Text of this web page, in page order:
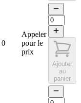
0
Appeler
pour le
prix
Ajouter
au
panier